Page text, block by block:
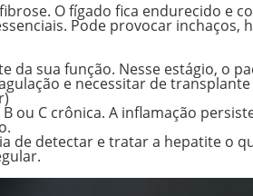
O fígado fica endurecido e
Pode provocar inchaços,
da sua função. Nesse estágio, o
e necessitar de
ou C crônica. A inflamação
de detectar e tratar a hepatite o